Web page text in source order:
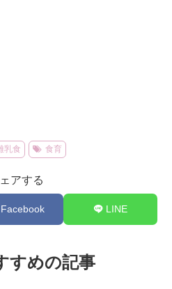
乳食 食育
アする
Facebook LINE
すめの記事